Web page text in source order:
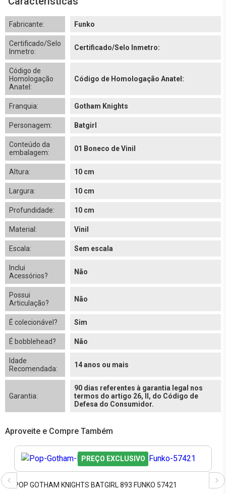
Fabricante: Funko
Certificado/Selo
Inmetro:
Certificado/Selo Inmetro:
Código de
Homologação
Anatel:
Código de Homologação Anatel:
Franquia: Gotham Knights
Personagem: Batgirl
Conteúdo da
embalagem:
01 Boneco de Vinil
Altura: 10 cm
Largura: 10 cm
Profundidade: 10 cm
Material: Vinil
Escala: Sem escala
Inclui
Acessórios?
Não
Possui
Articulação?
Não
É colecionável? Sim
É bobblehead? Não
Idade
Recomendada:
14 anos ou mais
Garantia:
90 dias referentes à garantia legal nos
termos do artigo 26, II, do Código de
Defesa do Consumidor.
Aproveite e Compre Também
PREÇO EXCLUSIVO
POP GOTHAM KNIGHTS BATGIRL 893 FUNKO 57421